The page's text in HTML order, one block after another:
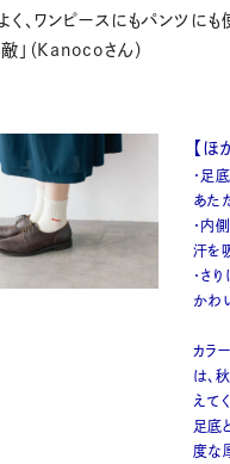
く、ワンピースにもパンツに
」（Kanocoさん）
【
・足
あた
・内
汗を
・さ
かわ
カラ
は、
えて
足底
度な